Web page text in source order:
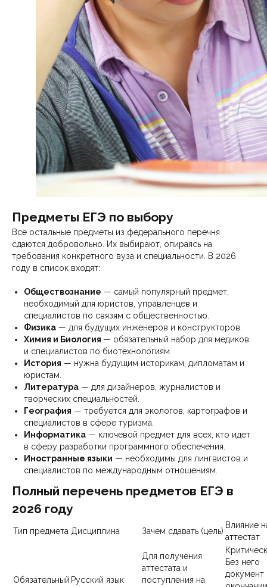
Предметы ЕГЭ по выбору
Все остальные предметы из федерального перечня
сдаются добровольно. Их выбирают, опираясь на
требования конкретного вуза и специальности. В 2026
году в список входят:
Обществознание — самый популярный предмет,
необходимый для юристов, управленцев и
специалистов по связям с общественностью.
Физика — для будущих инженеров и конструкторов.
Химия и Биология — обязательный набор для медиков
и специалистов по биотехнологиям.
История — нужна будущим историкам, дипломатам и
юристам.
Литература — для дизайнеров, журналистов и
творческих специальностей.
География — требуется для экологов, картографов и
специалистов в сфере туризма.
Информатика — ключевой предмет для всех, кто идет
в сферу разработки программного обеспечения.
Иностранные языки — необходимы для лингвистов и
специалистов по международным отношениям.
Полный перечень предметов ЕГЭ в
2026 году
Тип предмета Дисциплина Зачем сдавать (цель)
Влияние
аттестат
Обязательный Русский язык
Для получения
аттестата и
поступления на
Без него
документ